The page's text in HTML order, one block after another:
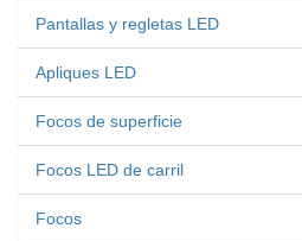
Pantallas y regletas LED
Apliques LED
Focos de superficie
Focos LED de carril
Focos